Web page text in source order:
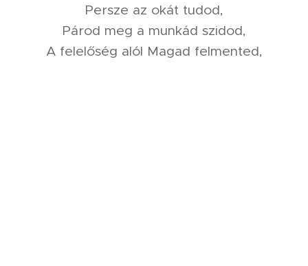
Persze az okát tudod,
Párod meg a munkád szidod,
A felelőség alól Magad felmented,